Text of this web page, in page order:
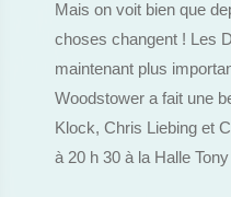
Mais on voit bien que
choses changent ! Les
maintenant plus
Woodstower a fait une
Klock, Chris Liebing et
à 20 h 30 à la Halle